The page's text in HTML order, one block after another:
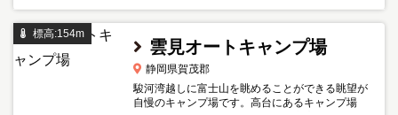
標高:154m
雲見オートキャンプ場
静岡県賀茂郡
駿河湾越しに富士山を眺めることができる眺望が
自慢のキャンプ場です。高台にあるキャンプ場